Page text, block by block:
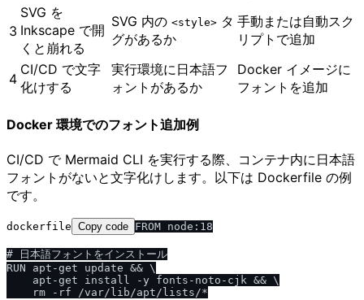
3
SVG を
Inkscape で開
くと崩れる
SVG 内の <style> タ
グがあるか
手動または自動スク
リプトで追加
4
CI/CD で文字
化けする
実行環境に日本語フ
ォントがあるか
Docker イメージに
フォントを追加
Docker 環境でのフォント追加例
CI/CD で Mermaid CLI を実行する際、コンテナ内に日本語
フォントがないと文字化けします。以下は Dockerfile の例
です。
dockerfile Copy code FROM node:18
# 日本語フォントをインストール
RUN apt-get update && \
    apt-get install -y fonts-noto-cjk && \
    rm -rf /var/lib/apt/lists/*